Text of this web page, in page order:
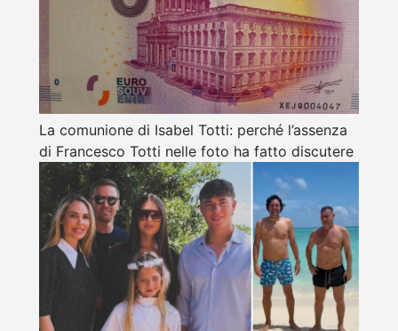
La comunione di Isabel Totti: perché l’assenza
di Francesco Totti nelle foto ha fatto discutere